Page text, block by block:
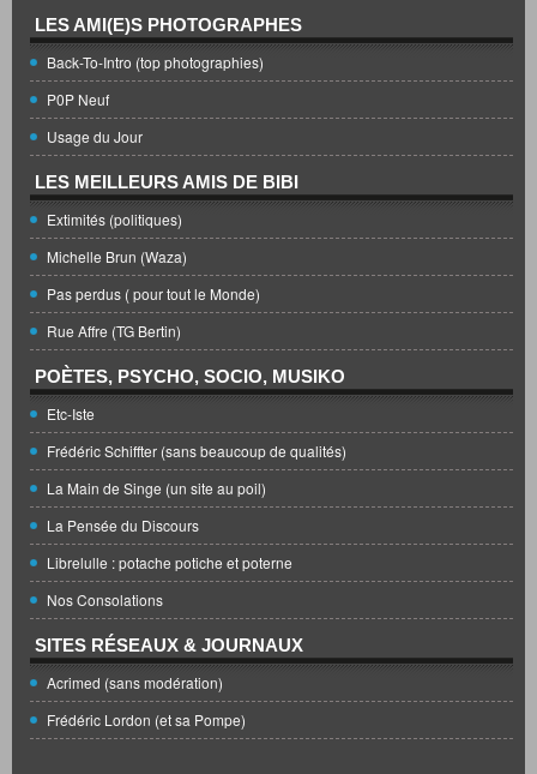
LES AMI(E)S PHOTOGRAPHES
Back-To-Intro (top photographies)
P0P Neuf
Usage du Jour
LES MEILLEURS AMIS DE BIBI
Extimités (politiques)
Michelle Brun (Waza)
Pas perdus ( pour tout le Monde)
Rue Affre (TG Bertin)
POÈTES, PSYCHO, SOCIO, MUSIKO
Etc-Iste
Frédéric Schiffter (sans beaucoup de qualités)
La Main de Singe (un site au poil)
La Pensée du Discours
Librelulle : potache potiche et poterne
Nos Consolations
SITES RÉSEAUX & JOURNAUX
Acrimed (sans modération)
Frédéric Lordon (et sa Pompe)